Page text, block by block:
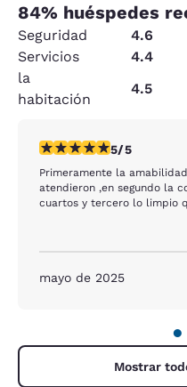
84% huéspedes
Seguridad 4.6
Servicios
4.4
la
habitación
4.5
calificación de 5 estrellas.
5/5
Primeramente la
atendieron ,en segundo la
cuartos y tercero lo limpio
mayo de 2025
●
Mostrar